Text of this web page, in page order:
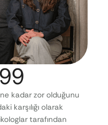
kadar zor olduğunu
karşılığı olarak
tarafından